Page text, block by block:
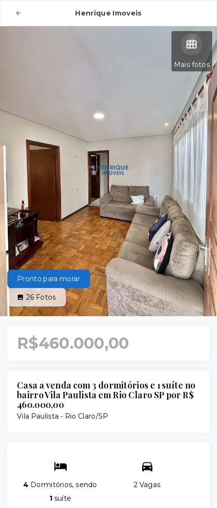
Henrique Imoveis
Mais fotos
Pronto para morar
26 Fotos
R$460.000,00
Casa a venda com 3 dormitórios e 1 suíte no
bairro Vila Paulista em Rio Claro SP por R$
460.000,00
Vila Paulista - Rio Claro/SP
4 Dormitórios, sendo
1 suíte
2 Vagas